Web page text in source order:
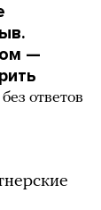
—
ответов